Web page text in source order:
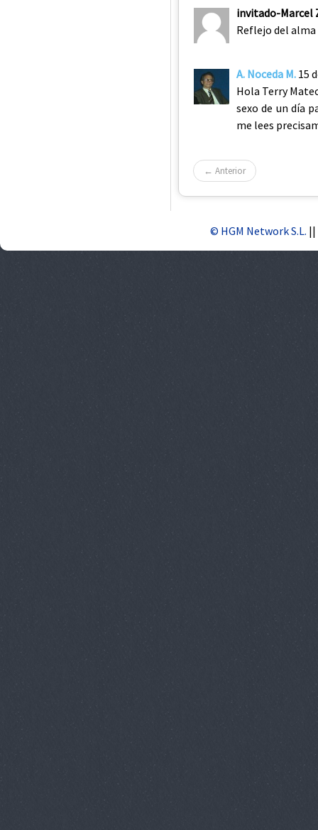
invitado-Marcel
Reflejo del
A. Noceda M. 15
Hola Terry
sexo de un día
me lees
← Anterior
© HGM Network S.L. ||